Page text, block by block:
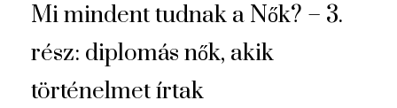
Mi mindent tudnak a Nők? – 3.
rész: diplomás nők, akik
történelmet írtak